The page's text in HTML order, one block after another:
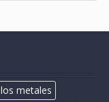
metales